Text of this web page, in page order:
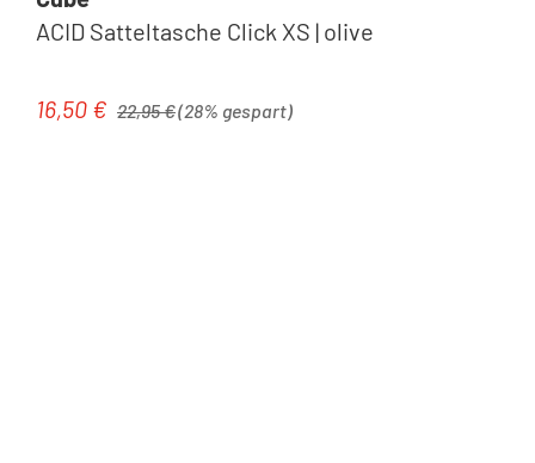
ACID Satteltasche Click XS | olive
Verkaufspreis:
16,50 € Regulärer Preis:
22,95 €(28% gespart)